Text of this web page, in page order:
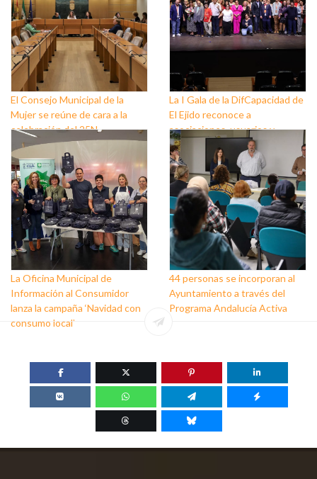
El Consejo Municipal de la
Mujer se reúne de cara a la
celebración del 25N
La I Gala de la DifCapacidad de
El Ejido reconoce a
asociaciones, usuarios y
personas que trabajan a favor
de este colectivo
La Oficina Municipal de
Información al Consumidor
lanza la campaña ‘Navidad con
consumo local’
44 personas se incorporan al
Ayuntamiento a través del
Programa Andalucía Activa